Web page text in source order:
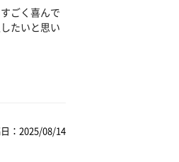
ごく喜んで
たいと思い
：2025/08/14